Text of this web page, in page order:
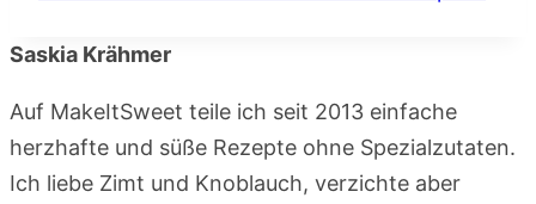
Saskia Krähmer
Auf MakeItSweet teile ich seit 2013 einfache
herzhafte und süße Rezepte ohne Spezialzutaten.
Ich liebe Zimt und Knoblauch, verzichte aber